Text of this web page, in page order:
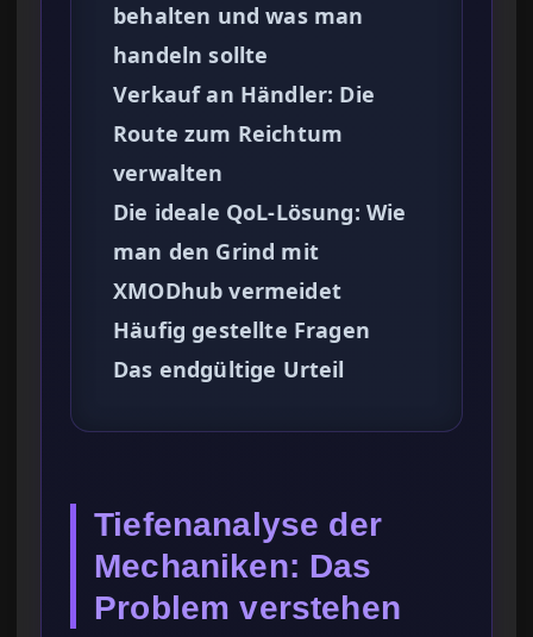
behalten und was man
handeln sollte
Verkauf an Händler: Die
Route zum Reichtum
verwalten
Die ideale QoL-Lösung: Wie
man den Grind mit
XMODhub vermeidet
Häufig gestellte Fragen
Das endgültige Urteil
Tiefenanalyse der
Mechaniken: Das
Problem verstehen